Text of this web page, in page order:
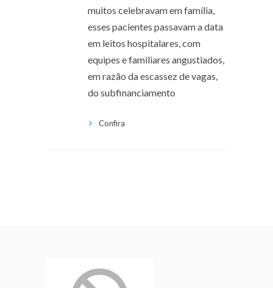
muitos celebravam em família,
esses pacientes passavam a data
em leitos hospitalares, com
equipes e familiares angustiados,
em razão da escassez de vagas,
do subfinanciamento
Confira